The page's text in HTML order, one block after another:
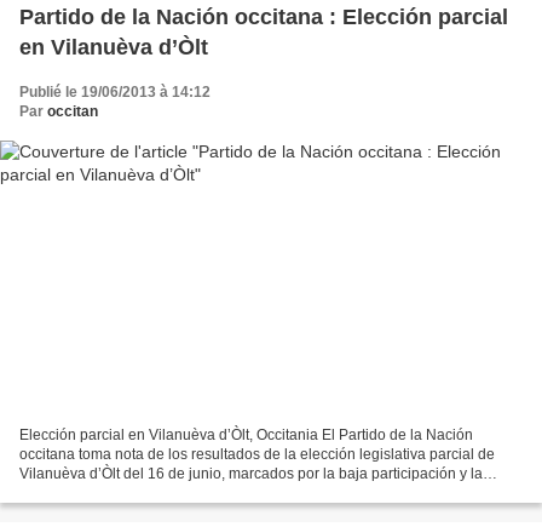
Partido de la Nación occitana : Elección parcial
en Vilanuèva d’Òlt
Publié le 19/06/2013 à 14:12
Par occitan
Elección parcial en Vilanuèva d’Òlt, Occitania El Partido de la Nación
occitana toma nota de los resultados de la elección legislativa parcial de
Vilanuèva d’Òlt del 16 de junio, marcados por la baja participación y la